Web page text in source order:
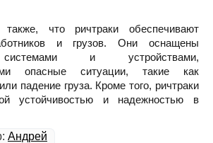
что ричтраки обеспечивают
и грузов. Они оснащены
и устройствами,
опасные ситуации, такие как
падение груза. Кроме того, ричтраки
устойчивостью и надежностью в
Андрей